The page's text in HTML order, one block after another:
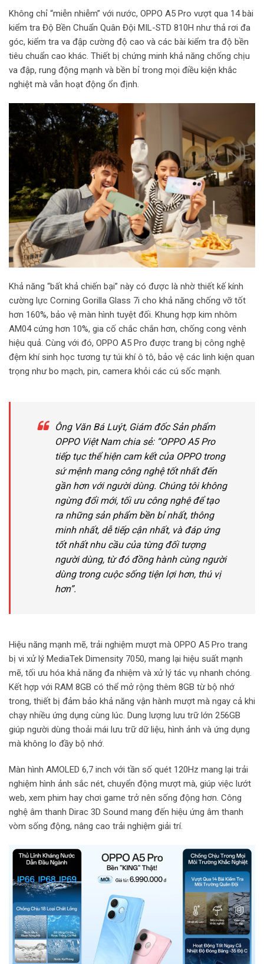
Không chỉ “miễn nhiễm” với nước, OPPO A5 Pro vượt qua 14 bài
kiểm tra Độ Bền Chuẩn Quân Đội MIL-STD 810H như thả rơi đa
góc, kiểm tra va đập cường độ cao và các bài kiểm tra độ bền
tiêu chuẩn cao khác. Thiết bị chứng minh khả năng chống chịu
va đập, rung động mạnh và bền bỉ trong mọi điều kiện khắc
nghiệt mà vẫn hoạt động ổn định.
Khả năng “bất khả chiến bại” này có được là nhờ thiết kế kính
cường lực Corning Gorilla Glass 7i cho khả năng chống vỡ tốt
hơn 160%, bảo vệ màn hình tuyệt đối. Khung hợp kim nhôm
AM04 cứng hơn 10%, gia cố chắc chắn hơn, chống cong vênh
hiệu quả. Cùng với đó, OPPO A5 Pro được trang bị công nghệ
đệm khí sinh học tương tự túi khí ô tô, bảo vệ các linh kiện quan
trọng như bo mạch, pin, camera khỏi các cú sốc mạnh.
Ông Văn Bá Luýt, Giám đốc Sản phẩm
OPPO Việt Nam chia sẻ: “OPPO A5 Pro
tiếp tục thể hiện cam kết của OPPO trong
sứ mệnh mang công nghệ tốt nhất đến
gần hơn với người dùng. Chúng tôi không
ngừng đổi mới, tối ưu công nghệ để tạo
ra những sản phẩm bền bỉ nhất, thông
minh nhất, dễ tiếp cận nhất, và đáp ứng
tốt nhất nhu cầu của từng đối tượng
người dùng, từ đó đồng hành cùng người
dùng trong cuộc sống tiện lợi hơn, thú vị
hơn”.
Hiệu năng mạnh mẽ, trải nghiệm mượt mà OPPO A5 Pro trang
bị vi xử lý MediaTek Dimensity 7050, mang lại hiệu suất mạnh
mẽ, tối ưu hóa khả năng đa nhiệm và xử lý tác vụ nhanh chóng.
Kết hợp với RAM 8GB có thể mở rộng thêm 8GB từ bộ nhớ
trong, thiết bị đảm bảo khả năng vận hành mượt mà ngay cả khi
chạy nhiều ứng dụng cùng lúc. Dung lượng lưu trữ lớn 256GB
giúp người dùng thoải mái lưu trữ dữ liệu, hình ảnh và ứng dụng
mà không lo đầy bộ nhớ.
Màn hình AMOLED 6,7 inch với tần số quét 120Hz mang lại trải
nghiệm hình ảnh sắc nét, chuyển động mượt mà, giúp việc lướt
web, xem phim hay chơi game trở nên sống động hơn. Công
nghệ âm thanh Dirac 3D Sound mang đến hiệu ứng âm thanh
vòm sống động, nâng cao trải nghiệm giải trí.